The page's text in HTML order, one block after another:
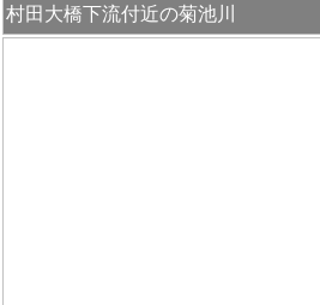
村田大橋下流付近の菊池川